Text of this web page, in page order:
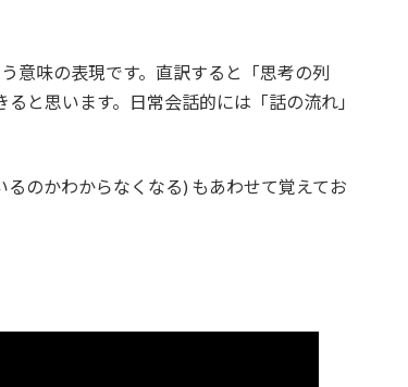
意味の表現です。直訳すると「思考の列
と思います。日常会話的には「話の流れ」
るのかわからなくなる) もあわせて覚えてお